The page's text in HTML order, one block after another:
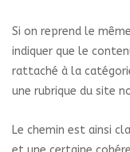
Si on reprend le
indiquer que le
rattaché à la
une rubrique du site
Le chemin est ainsi